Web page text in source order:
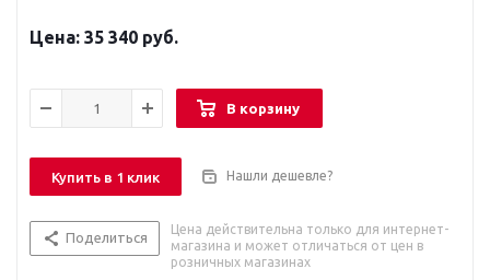
35 340 руб.
В корзину
Купить в 1 клик Нашли дешевле?
Поделиться
Цена действительна только для интернет-
магазина и может отличаться от цен в
розничных магазинах